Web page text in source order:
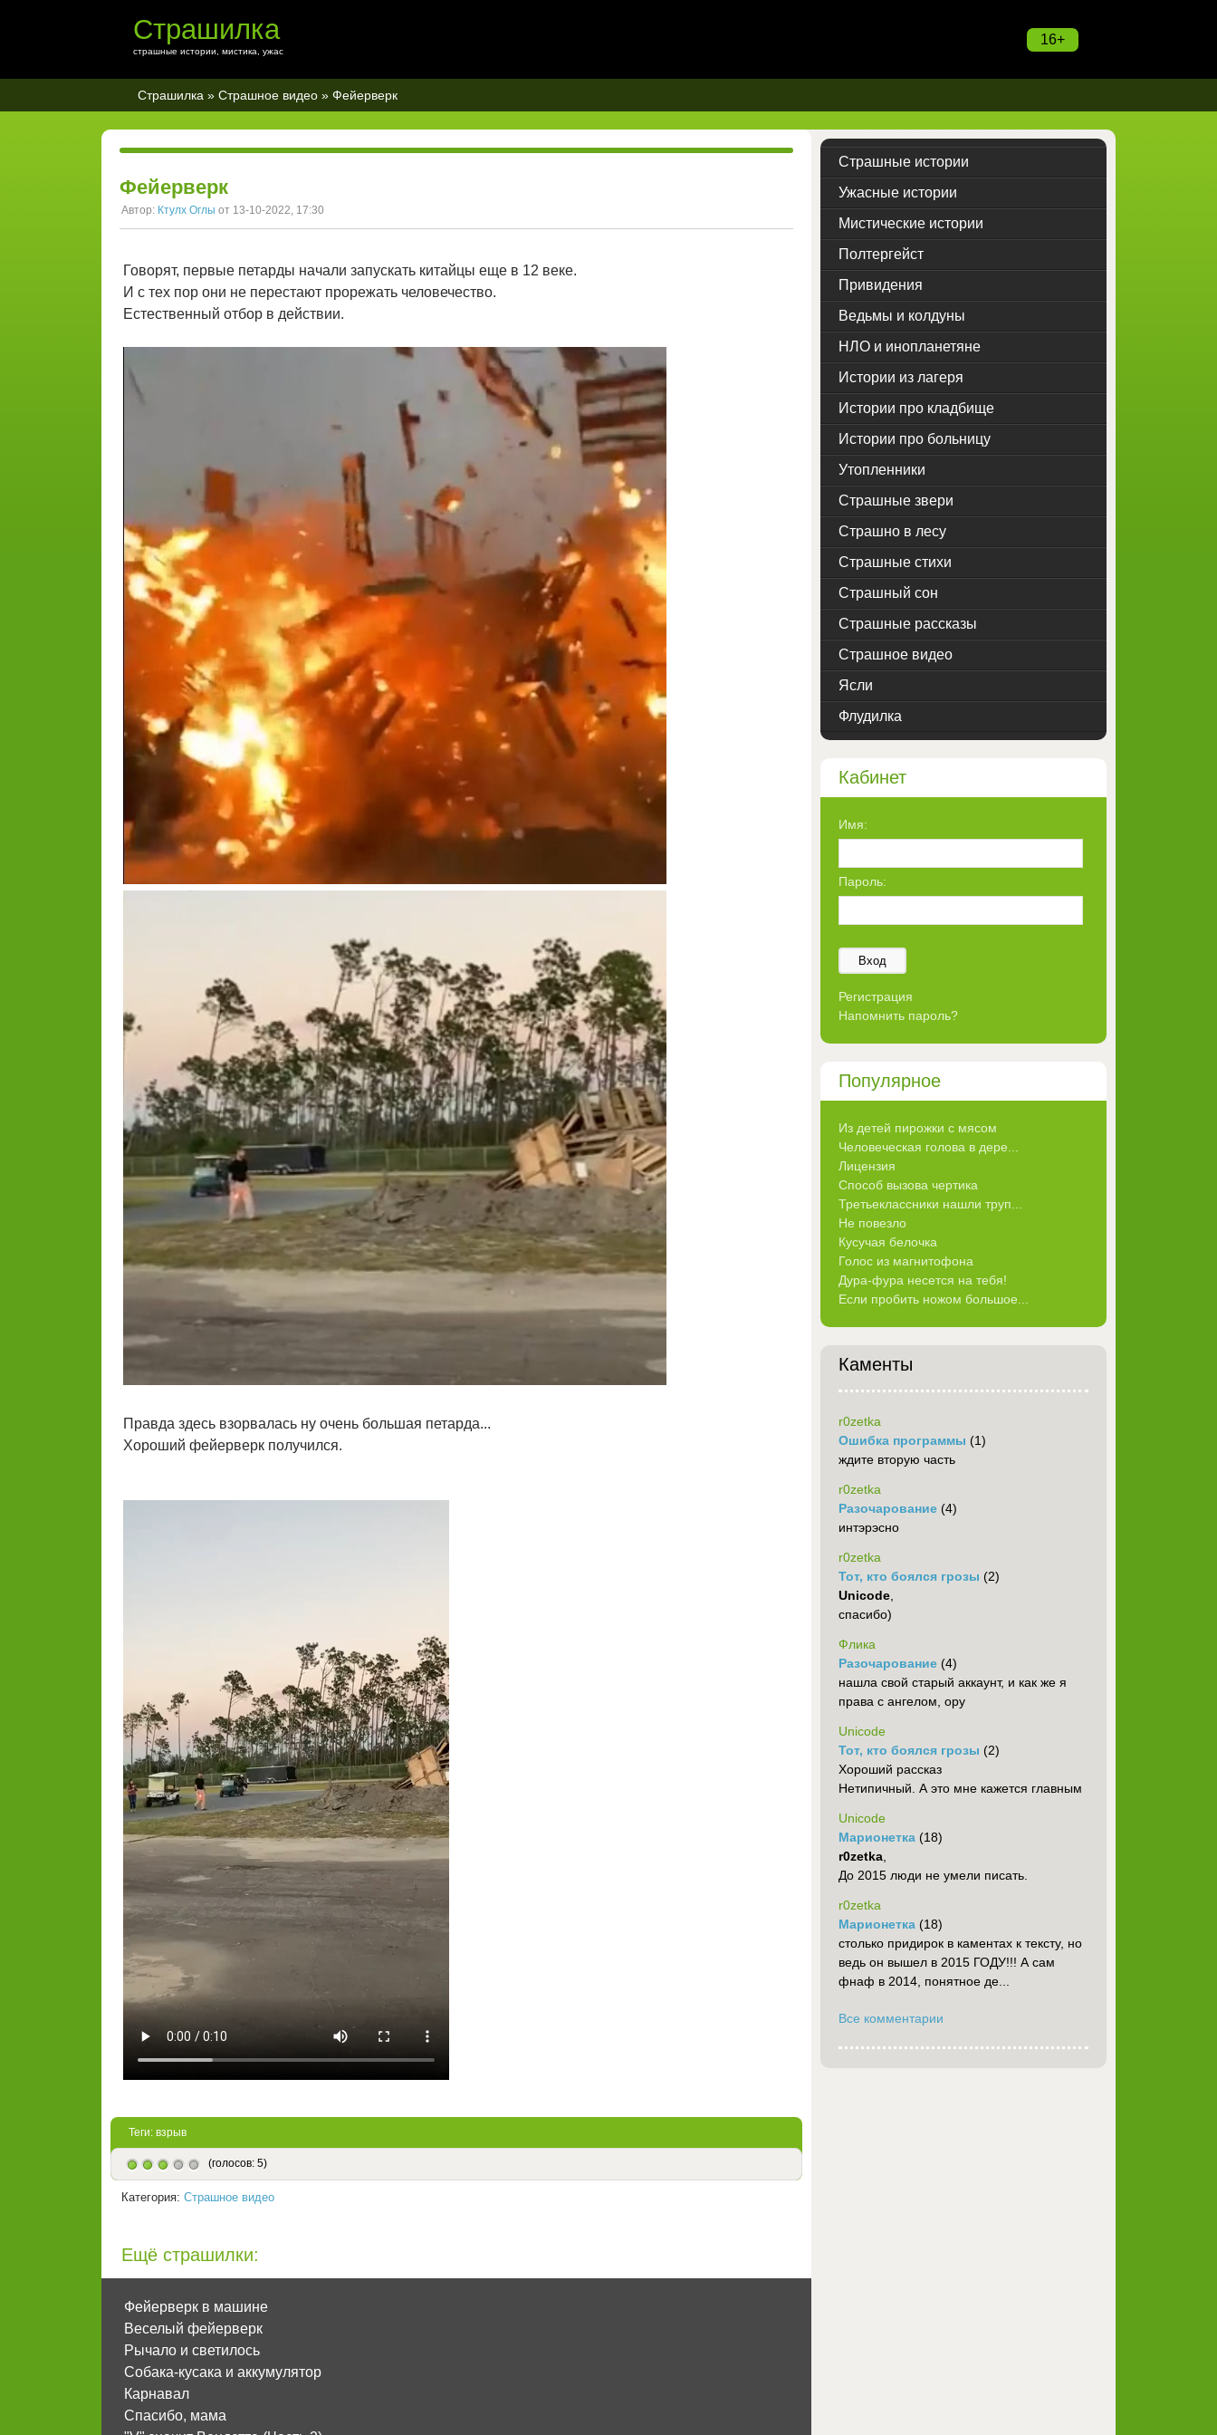
16+
Страшилка
страшные истории, мистика, ужас
Страшилка » Страшное видео » Фейерверк
Фейерверк
Автор: Ктулх Оглы от 13-10-2022, 17:30
Говорят, первые петарды начали запускать китайцы еще в 12 веке.
И с тех пор они не перестают прорежать человечество.
Естественный отбор в действии.
Правда здесь взорвалась ну очень большая петарда...
Хороший фейерверк получился.
Теги: взрыв
(голосов: 5)
Категория: Страшное видео
Ещё страшилки:
Фейерверк в машине
Веселый фейерверк
Рычало и светилось
Собака-кусака и аккумулятор
Карнавал
Спасибо, мама
Страшные истории
Ужасные истории
Мистические истории
Полтергейст
Привидения
Ведьмы и колдуны
НЛО и инопланетяне
Истории из лагеря
Истории про кладбище
Истории про больницу
Утопленники
Страшные звери
Страшно в лесу
Страшные стихи
Страшный сон
Страшные рассказы
Страшное видео
Ясли
Флудилка
Кабинет
Имя:
Пароль:
Вход
Регистрация
Напомнить пароль?
Популярное
Из детей пирожки с мясом
Человеческая голова в дере...
Лицензия
Способ вызова чертика
Третьеклассники нашли труп...
Не повезло
Кусучая белочка
Голос из магнитофона
Дура-фура несется на тебя!
Если пробить ножом большое...
Каменты
r0zetka
Ошибка программы (1)
ждите вторую часть
r0zetka
Разочарование (4)
интэрэсно
r0zetka
Тот, кто боялся грозы (2)
Unicode
спасибо)
Флика
Разочарование (4)
нашла свой старый аккаунт, и как же я
права с ангелом, ору
Unicode
Тот, кто боялся грозы (2)
Хороший рассказ
Нетипичный. А это мне кажется главным
Unicode
Марионетка (18)
r0zetka
До 2015 люди не умели писать.
r0zetka
Марионетка (18)
столько придирок в каментах к тексту, но
ведь он вышел в 2015 ГОДУ!!! А сам
фнаф в 2014, понятное де...
Все комментарии